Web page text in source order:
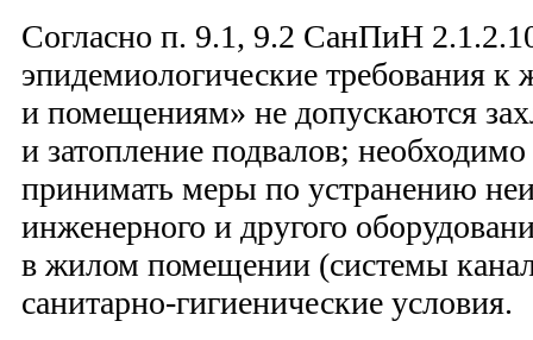
Согласно п. 9.1, 9.2 СанПиН
эпидемиологические требования
и помещениям» не допускаются
и затопление подвалов;
принимать меры по устранению
инженерного и другого
в жилом помещении (системы
санитарно-гигиенические условия.